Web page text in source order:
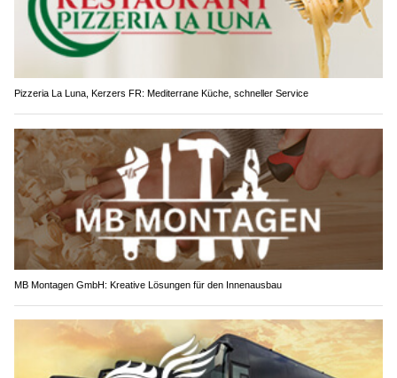
Pizzeria La Luna, Kerzers FR: Mediterrane Küche, schneller Service
MB Montagen GmbH: Kreative Lösungen für den Innenausbau